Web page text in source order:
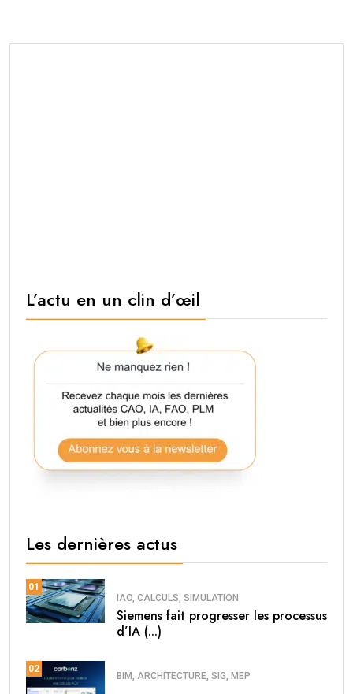
L’actu en un clin d’œil
Les dernières actus
01
IAO, CALCULS, SIMULATION
Siemens fait progresser les processus
d’IA (...)
02
BIM, ARCHITECTURE, SIG, MEP